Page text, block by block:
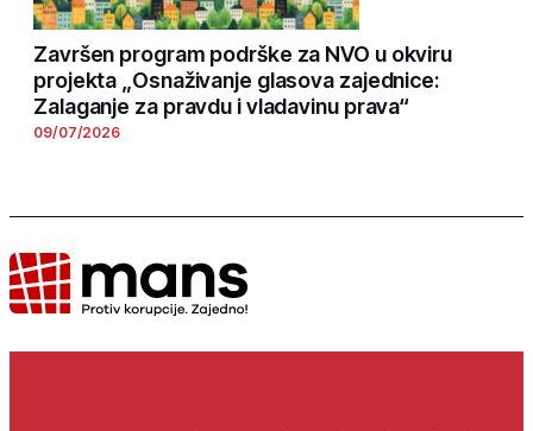
Završen program podrške za NVO u okviru
projekta „Osnaživanje glasova zajednice:
Zalaganje za pravdu i vladavinu prava“
09/07/2026